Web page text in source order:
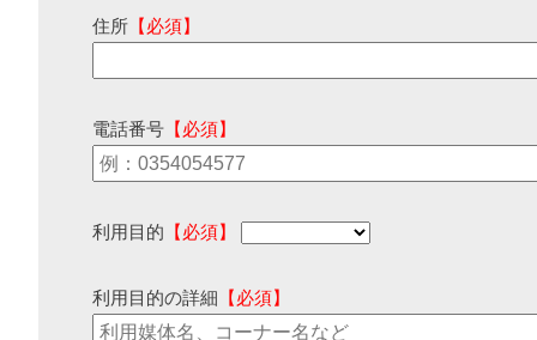
住所 【必須】
電話番号 【必須】
利用目的 【必須】
利用目的の詳細 【必須】